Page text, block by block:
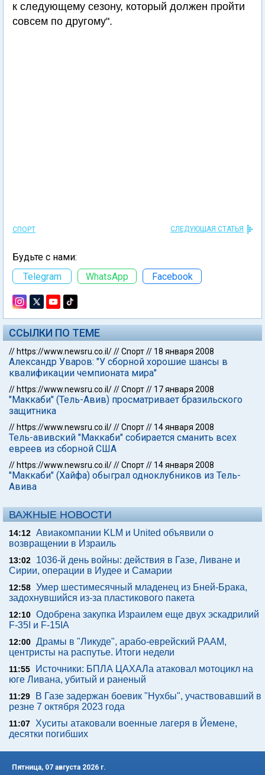
к следующему сезону, который должен пройти
совсем по другому".
СПОРТ СЛЕДУЮЩАЯ СТАТЬЯ
Будьте с нами:
Telegram
WhatsApp Facebook
ССЫЛКИ ПО ТЕМЕ
// https://www.newsru.co.il///Спорт// 18 января 2008
Александр Уваров: "У сборной хорошие шансы в
квалификации чемпионата мира"
// https://www.newsru.co.il///Спорт// 17 января 2008
"Маккаби" (Тель-Авив) просматривает бразильского
защитника
// https://www.newsru.co.il///Спорт// 14 января 2008
Тель-авивский "Маккаби" собирается сманить всех
евреев из сборной США
// https://www.newsru.co.il///Спорт// 14 января 2008
"Маккаби" (Хайфа) обыграл одноклубников из Тель-
Авива
ВАЖНЫЕ НОВОСТИ
14:12 Авиакомпании KLM и United объявили о
возвращении в Израиль
13:02
1036-й день войны: действия в Газе, Ливане и
Сирии, операции в Иудее и Самарии
12:58 Умер шестимесячный младенец из Бней-Брака,
задохнувшийся из-за пластикового пакета
12:10 Одобрена закупка Израилем еще двух эскадрилий
F-35I и F-15IA
12:00 Драмы в "Ликуде", арабо-еврейский РААМ,
центристы на распутье. Итоги недели
11:55
Источники: БПЛА ЦАХАЛа атаковал мотоцикл на
юге Ливана, убитый и раненый
11:29
В Газе задержан боевик "Нухбы", участвовавший в
резне 7 октября 2023 года
11:07
Хуситы атаковали военные лагеря в Йемене,
десятки погибших
Пятница, 07 августа 2026 г.